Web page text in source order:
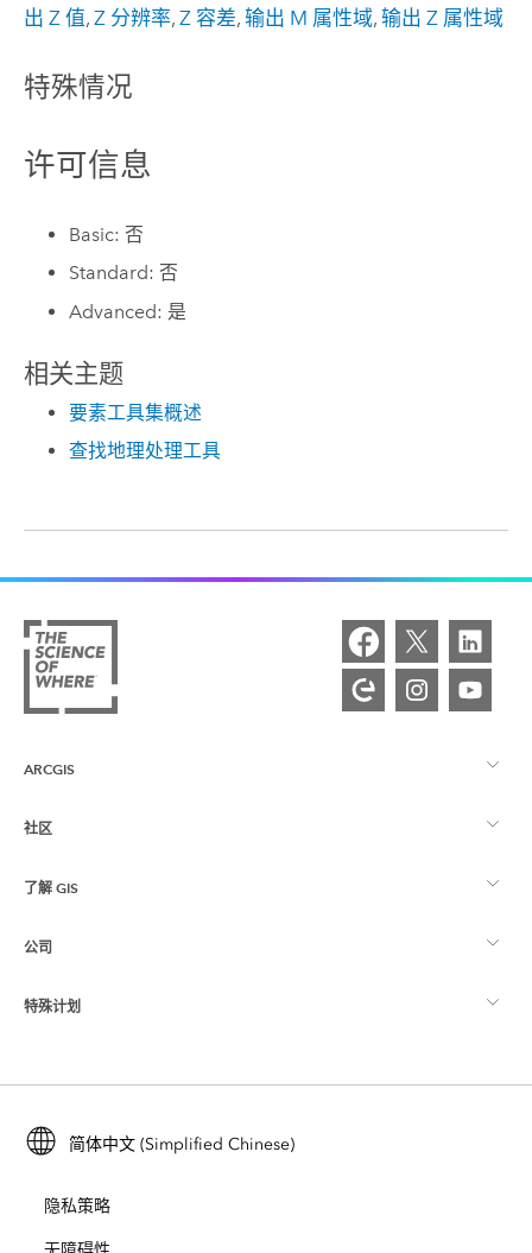
出 Z 值, Z 分辨率, Z 容差, 输出 M 属性域, 输出 Z 属性域
特殊情况
许可信息
Basic: 否
Standard: 否
Advanced: 是
相关主题
要素工具集概述
查找地理处理工具
ARCGIS
ArcGIS 概览
制图
社区
Esri 社区
ArcGIS 博客
Esri 年轻专家关系网
了解 GIS
什么是 GIS？
位置智能
培训
ArcUser
ArcNews
公司
关于 Esri
招贤纳士
开放视野
特殊计划
ArcGIS for Student Use
保护
简体中文 (Simplified Chinese)
隐私策略